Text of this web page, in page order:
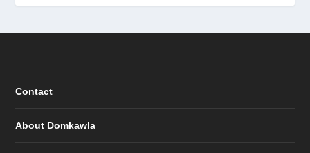
Contact
About Domkawla